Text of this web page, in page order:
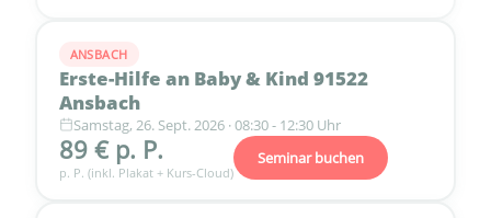
ANSBACH
Erste-Hilfe an Baby & Kind 91522
Ansbach
Samstag, 26. Sept. 2026 · 08:30 - 12:30 Uhr
89 € p. P.
p. P. (inkl. Plakat + Kurs-Cloud)
Seminar buchen